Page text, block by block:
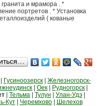
и мрамора . *
портретов . * Установка
( кованые
Гусиноозерск
Железногорск-
Оек Рудногорск
Тельма Тулун Улан-Удэ
Кут| Черемхово| Шелехов